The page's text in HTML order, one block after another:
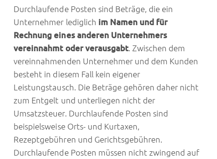
Durchlaufende Posten sind Beträge, die ein
Unternehmer lediglich im Namen und für
Rechnung eines anderen Unternehmers
vereinnahmt oder verausgabt. Zwischen dem
vereinnahmenden Unternehmer und dem Kunden
besteht in diesem Fall kein eigener
Leistungstausch. Die Beträge gehören daher nicht
zum Entgelt und unterliegen nicht der
Umsatzsteuer. Durchlaufende Posten sind
beispielsweise Orts- und Kurtaxen,
Rezeptgebühren und Gerichtsgebühren.
Durchlaufende Posten müssen nicht zwingend auf